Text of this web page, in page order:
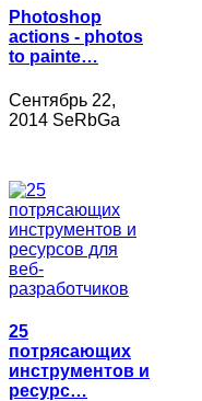
Photoshop
actions - photos
to painte…
Сентябрь 22,
2014 SeRbGa
25
потрясающих
инструментов и
ресурс…